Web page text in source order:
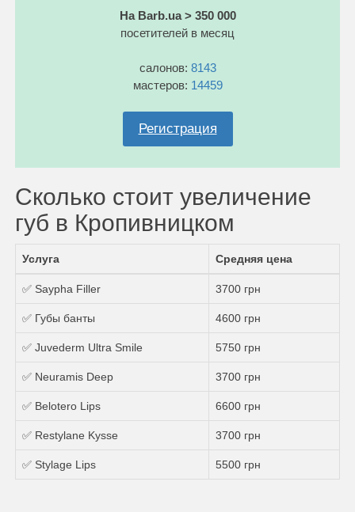
На Barb.ua > 350 000
посетителей в месяц
салонов: 8143
мастеров: 14459
Регистрация
Сколько стоит увеличение
губ в Кропивницком
Услуга Средняя цена
✅ Saypha Filler 3700 грн
✅ Губы банты 4600 грн
✅ Juvederm Ultra Smile 5750 грн
✅ Neuramis Deep 3700 грн
✅ Belotero Lips 6600 грн
✅ Restylane Kysse 3700 грн
✅ Stylage Lips 5500 грн